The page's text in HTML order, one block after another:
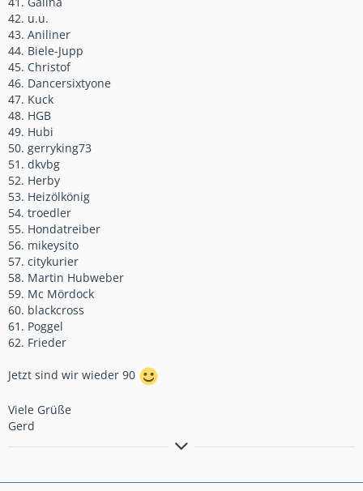
42. u.u.
43. Aniliner
44. Biele-Jupp
45. Christof
46. Dancersixtyone
47. Kuck
48. HGB
49. Hubi
50. gerryking73
51. dkvbg
52. Herby
53. Heizölkönig
54. troedler
55. Hondatreiber
56. mikeysito
57. citykurier
58. Martin Hubweber
59. Mc Mördock
60. blackcross
61. Poggel
62. Frieder
Jetzt sind wir wieder 90
Viele Grüße
Gerd
Bremsen macht die Felge dreckig!!!!!!!!!!!
Anders gesagt: Bremsen ist die Umwandlung hochwertiger